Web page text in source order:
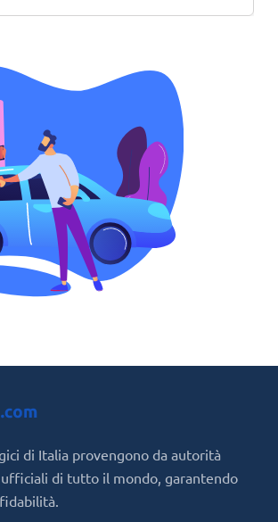
di Italia provengono da autorità
di tutto il mondo, garantendo